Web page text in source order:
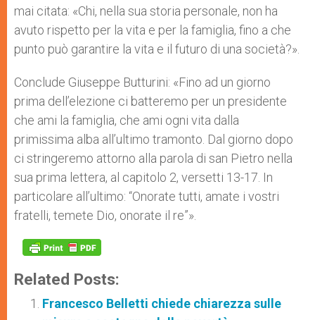
mai citata: «Chi, nella sua storia personale, non ha
avuto rispetto per la vita e per la famiglia, fino a che
punto può garantire la vita e il futuro di una società?».
Conclude Giuseppe Butturini: «Fino ad un giorno
prima dell’elezione ci batteremo per un presidente
che ami la famiglia, che ami ogni vita dalla
primissima alba all’ultimo tramonto. Dal giorno dopo
ci stringeremo attorno alla parola di san Pietro nella
sua prima lettera, al capitolo 2, versetti 13-17. In
particolare all’ultimo: “Onorate tutti, amate i vostri
fratelli, temete Dio, onorate il re”».
Related Posts:
Francesco Belletti chiede chiarezza sulle